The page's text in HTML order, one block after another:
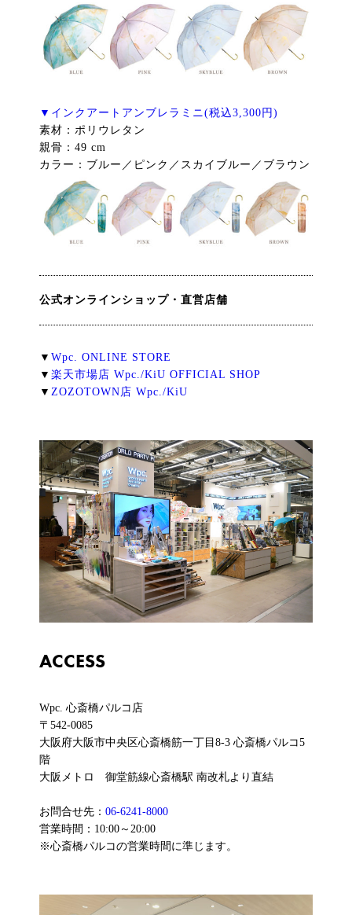
▼インクアートアンブレラミニ(税込3,300円)
素材：ポリウレタン
親骨：49 cm
カラー：ブルー／ピンク／スカイブルー／ブラウン
公式オンラインショップ・直営店舗
▼ Wpc. ONLINE STORE
▼ 楽天市場店 Wpc./KiU OFFICIAL SHOP
▼ ZOZOTOWN店 Wpc./KiU
ACCESS
Wpc. 心斎橋パルコ店
〒542-0085
大阪府大阪市中央区心斎橋筋一丁目8-3 心斎橋パルコ5
階
大阪メトロ 御堂筋線心斎橋駅 南改札より直結
お問合せ先： 06-6241-8000
営業時間：10:00～20:00
※心斎橋パルコの営業時間に準じます。